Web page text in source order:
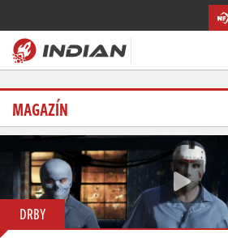
Magazín
Recenze
Videa
Soutěže
MAGAZÍN
DRBY